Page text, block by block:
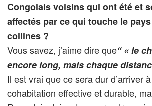
Congolais voisins qui ont été et
affectés par ce qui touche le
collines ?
Vous savez, j’aime dire que“ « le
encore long, mais chaque
Il est vrai que ce sera dur d’arriver
cohabitation effective et durable,